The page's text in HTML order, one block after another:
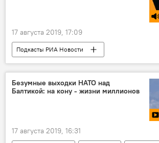
17 августа 2019, 17:09
Подкасты РИА Новости
Радио Sputnik Латвия
таблетки
проблемы
инновации
Безумные выходки НАТО над
Балтикой: на кону - жизни миллионов
17 августа 2019, 16:31